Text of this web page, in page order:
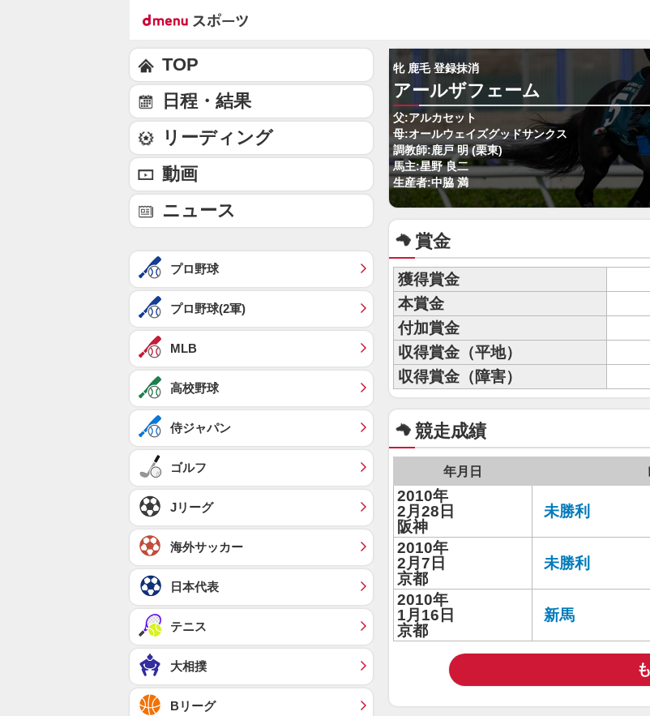
牝 鹿毛 登録抹消
アールザフェーム
父:アルカセット
母:オールウェイズグッドサンクス
調教師:鹿戸 明 (栗東)
馬主:星野 良二
生産者:中脇 満
賞金
獲得賞金
本賞金
付加賞金
収得賞金（平地）
収得賞金（障害）
競走成績
年月日
2010年
2月28日
阪神
未勝利
2010年
2月7日
京都
未勝利
2010年
1月16日
京都
新馬
TOP
日程・結果
リーディング
動画
ニュース
プロ野球
プロ野球(2軍)
MLB
高校野球
侍ジャパン
ゴルフ
Jリーグ
海外サッカー
日本代表
テニス
大相撲
Bリーグ